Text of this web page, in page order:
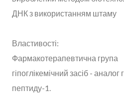
ДНК з використанням штаму
Властивості:
Фармакотерапевтична група
гіпоглікемічний засіб -
пептиду-1.